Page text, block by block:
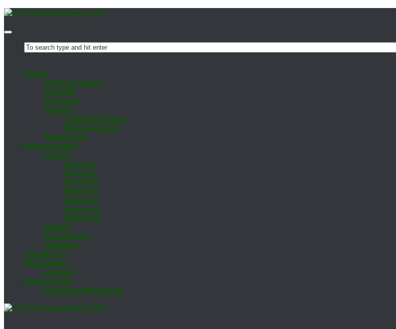
Ver­ein
Trai­nings­zei­ten
Chro­nik
Vor­stand
Sat­zung
Ju­gend­ord­nung
Eh­ren­ord­nung
Down­loads
Mann­schaf­ten
Her­ren
Her­ren I
Her­ren II
Her­ren III
Her­ren IV
Her­ren V
Her­ren VI
Her­ren VII
Da­men
Nach­wuchs
Se­nio­ren
Gäs­te­buch
Im­pres­sum
Kon­takt
Da­ten­schutz
Da­ten­zu­griffs­an­fra­ge